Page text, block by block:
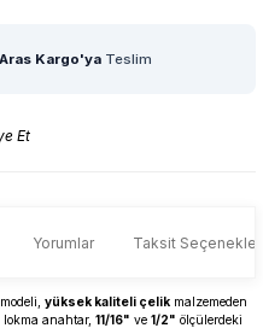
Aras Kargo'ya Teslim
Et
Yorumlar Taksit
modeli, yüksek kaliteli çelik malzemeden
lokma anahtar, 11/16" ve 1/2" ölçülerdeki